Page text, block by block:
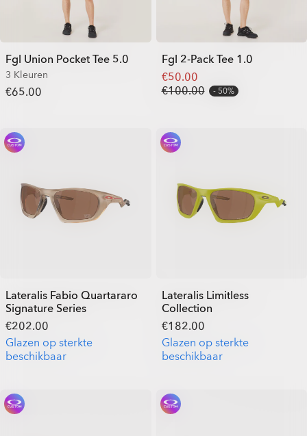
Fgl Union Pocket Tee 5.0
3 Kleuren
€65.00
Fgl 2-Pack Tee 1.0
€50.00
€100.00
50%
Lateralis Fabio Quartararo
Signature Series
€202.00
Glazen op sterkte
beschikbaar
Lateralis Limitless
Collection
€182.00
Glazen op sterkte
beschikbaar